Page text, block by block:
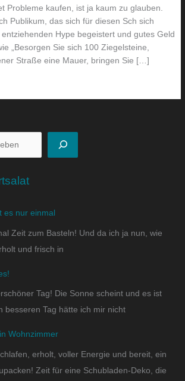
Probleme kaufen, ist ja kaum zu glauben.
Publikum, das sich für diesen Sch sich
Hype begeistert und gutes Geld
„Besorgen Sie sich 100 Ziegelsteine,
Straße eine Mauer, bringen Sie […]
es nur einmal
Zeit zum Basteln! Und da ich ja nun, wie
und frisch in
Tag! Die Sonne scheint und es ist
besseren Tag hätte ich mir nicht
Wohnzimmer
erholt, voller Energie und bereit, ein
Zeit für eine Schubladen-Deko, die